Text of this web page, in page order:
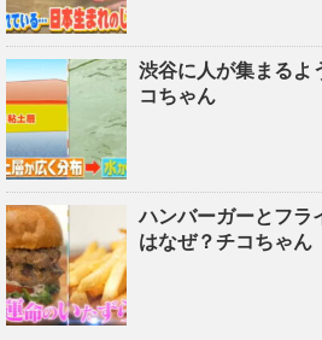
渋谷に人が集まるよ
コちゃん
ハンバーガーとフラ
はなぜ？チコちゃん